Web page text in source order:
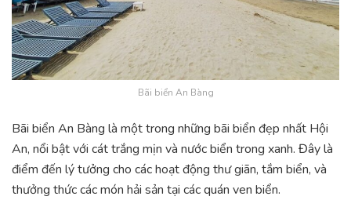
Bãi biển An Bàng
Bãi biển An Bàng là một trong những bãi biển đẹp nhất Hội
An, nổi bật với cát trắng mịn và nước biển trong xanh. Đây là
điểm đến lý tưởng cho các hoạt động thư giãn, tắm biển, và
thưởng thức các món hải sản tại các quán ven biển.